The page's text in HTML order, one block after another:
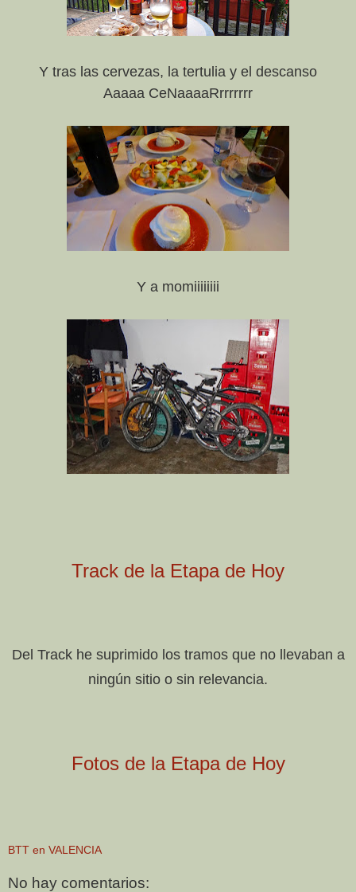
Y tras las cervezas, la tertulia y el descanso
Aaaaa CeNaaaaRrrrrrrr
Y a momiiiiiiii
Track de la Etapa de Hoy
Del Track he suprimido los tramos que no llevaban a
ningún sitio o sin relevancia.
Fotos de la Etapa de Hoy
BTT en VALENCIA
No hay comentarios: